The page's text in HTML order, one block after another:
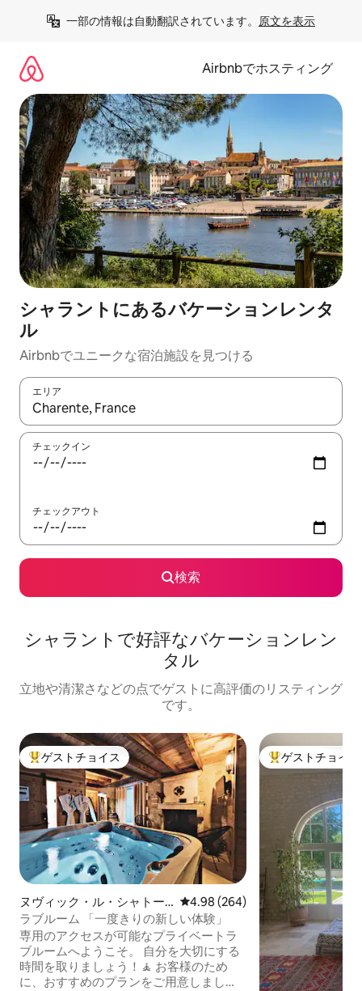
一部の情報は自動翻訳されています。 原文を表示
Airbnbでホスティング
シャラントにあるバケーションレンタ
ル
Airbnbでユニークな宿泊施設を見つける
エリア
検索結果が表示されたら、上下の矢印キーを使って移動するか
チェックイン
チェックアウト
検索
シャラントで好評なバケーションレン
タル
立地や清潔さなどの点でゲストに高評価のリスティング
です。
大好評のゲストチョイスです。
ゲストチョイス
ヌヴィック・ル・シャトー
の離れ
レビュー264件、5つ星中4.98つ
4.98 (264)
ラブルーム 「一度きりの新しい体験」
専用のアクセスが可能なプライベートラ
ブルームへようこそ。 自分を大切にする
時間を取りましょう！🧘 お客様のため
に、おすすめのプランをご用意しまし
大好評のゲスト
ゲストチョイス